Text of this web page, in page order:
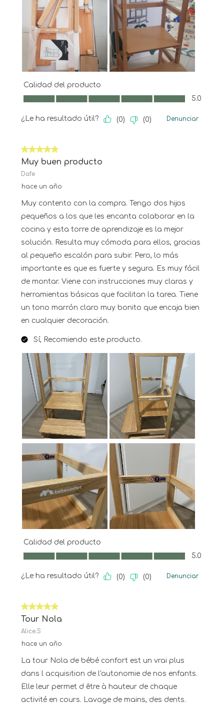
Calidad del producto
Calidad del producto, 5.0 de 5
5.0
¿Le ha resultado útil? (0) (0) Denunciar
5 de 5 estrellas.
Muy buen producto
Dafe
hace un año
Muy contento con la compra. Tengo dos hijos
pequeños a los que les encanta colaborar en la
cocina y esta torre de aprendizaje es la mejor
solución. Resulta muy cómoda para ellos, gracias
al pequeño escalón para subir. Pero, lo más
importante es que es fuerte y segura. Es muy fácil
de montar. Viene con instrucciones muy claras y
herramientas básicas que facilitan la tarea. Tiene
un tono marrón claro muy bonito que encaja bien
en cualquier decoración.
Sí, Recomiendo este producto.
Calidad del producto
Calidad del producto, 5.0 de 5
5.0
¿Le ha resultado útil? (0) (0) Denunciar
5 de 5 estrellas.
Tour Nola
Alice.S
hace un año
La tour Nola de bébé confort est un vrai plus
dans l acquisition de l'autonomie de nos enfants.
Elle leur permet d être à hauteur de chaque
activité en cours. Lavage de mains, des dents.